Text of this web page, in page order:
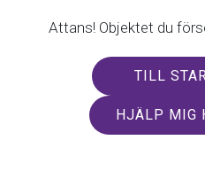
Attans! Objektet du
TILL
HJÄLP MIG